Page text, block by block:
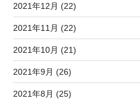
2021年12月 (22)
2021年11月 (22)
2021年10月 (21)
2021年9月 (26)
2021年8月 (25)